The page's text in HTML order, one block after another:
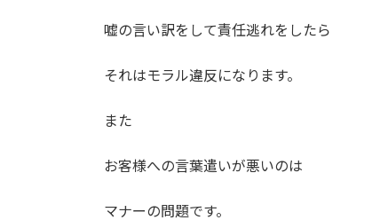
嘘の言い訳をして責任逃れをしたら
それはモラル違反になります。
また
お客様への言葉遣いが悪いのは
マナーの問題です。